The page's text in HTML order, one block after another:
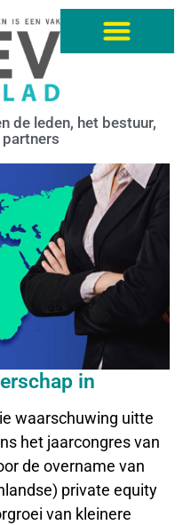
de leden, het bestuur,
in
waarschuwing uitte
het jaarcongres van
de overname van
private equity
van kleinere